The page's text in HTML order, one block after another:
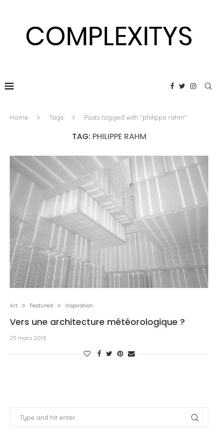
Home Tags Posts tagged with "philippe rahm"
TAG: PHILIPPE RAHM
Art Featured Inspiration
Vers une architecture météorologique ?
25 mars 2013